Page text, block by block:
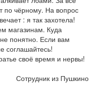
по чёрному. На вопрос
: я так захотела!
магазинам. Куда
понятно. Если вам
соглашайтесь!
своё время и нервы!
Сотрудник из Пушкино